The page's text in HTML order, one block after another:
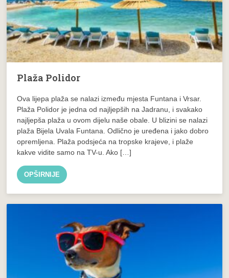
Plaža Polidor
Ova lijepa plaža se nalazi između mjesta Funtana i Vrsar.
Plaža Polidor je jedna od najljepših na Jadranu, i svakako
najljepša plaža u ovom dijelu naše obale. U blizini se nalazi
plaža Bijela Uvala Funtana. Odlično je uređena i jako dobro
opremljena. Plaža podsjeća na tropske krajeve, i plaže
kakve vidite samo na TV-u. Ako […]
OPŠIRNIJE